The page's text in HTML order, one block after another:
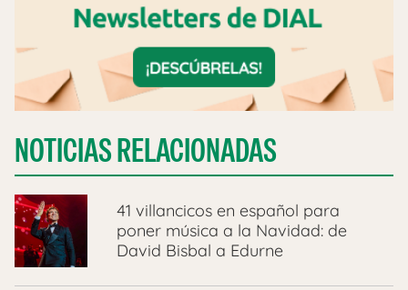
NOTICIAS RELACIONADAS
41 villancicos en español para
poner música a la Navidad: de
David Bisbal a Edurne